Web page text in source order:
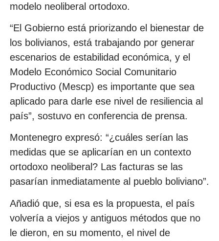
modelo neoliberal ortodoxo.
“El Gobierno está priorizando el bienestar de
los bolivianos, está trabajando por generar
escenarios de estabilidad económica, y el
Modelo Económico Social Comunitario
Productivo (Mescp) es importante que sea
aplicado para darle ese nivel de resiliencia al
país”, sostuvo en conferencia de prensa.
Montenegro expresó: “¿cuáles serían las
medidas que se aplicarían en un contexto
ortodoxo neoliberal? Las facturas se las
pasarían inmediatamente al pueblo boliviano”.
Añadió que, si esa es la propuesta, el país
volvería a viejos y antiguos métodos que no
le dieron, en su momento, el nivel de